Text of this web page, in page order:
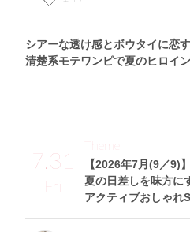
シアーな透け感とボウタイに恋
清楚系モテワンピで夏のヒロイ
7.31
Fri
【2026年7月(9／9)】
夏の日差しを味方に
アクティブおしゃれ
Theme